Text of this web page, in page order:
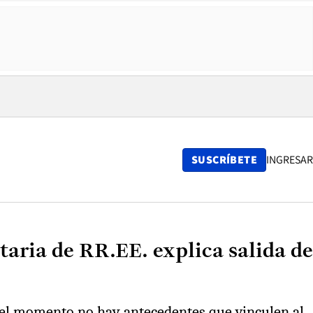
SUSCRÍBETE INGRESAR
de RR.EE. explica salida de